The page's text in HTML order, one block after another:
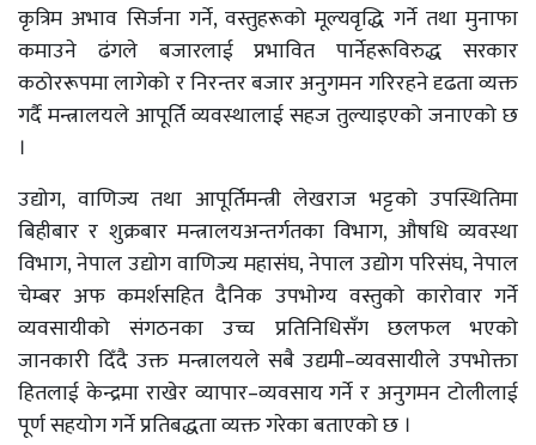
कृत्रिम अभाव सिर्जना गर्ने, वस्तुहरूको मूल्यवृद्धि गर्ने तथा मुनाफा
कमाउने ढंगले बजारलाई प्रभावित पार्नेहरूविरुद्ध सरकार
कठोररूपमा लागेको र निरन्तर बजार अनुगमन गरिरहने दृढता व्यक्त
गर्दै मन्त्रालयले आपूर्ति व्यवस्थालाई सहज तुल्याइएको जनाएको छ
।
उद्योग, वाणिज्य तथा आपूर्तिमन्त्री लेखराज भट्टको उपस्थितिमा
बिहीबार र शुक्रबार मन्त्रालयअन्तर्गतका विभाग, औषधि व्यवस्था
विभाग, नेपाल उद्योग वाणिज्य महासंघ, नेपाल उद्योग परिसंघ, नेपाल
चेम्बर अफ कमर्शसहित दैनिक उपभोग्य वस्तुको कारोवार गर्ने
व्यवसायीको संगठनका उच्च प्रतिनिधिसँग छलफल भएको
जानकारी दिँदै उक्त मन्त्रालयले सबै उद्यमी–व्यवसायीले उपभोक्ता
हितलाई केन्द्रमा राखेर व्यापार–व्यवसाय गर्ने र अनुगमन टोलीलाई
पूर्ण सहयोग गर्ने प्रतिबद्धता व्यक्त गरेका बताएको छ ।